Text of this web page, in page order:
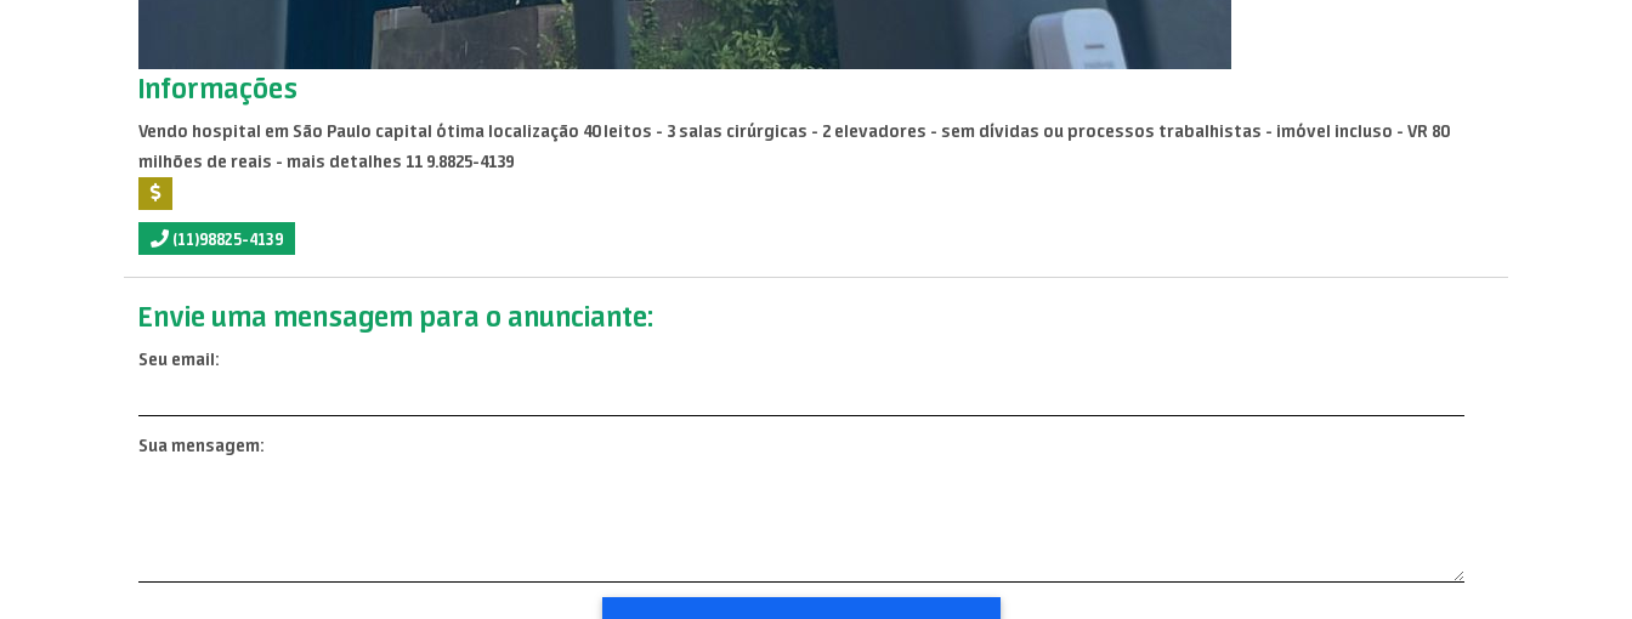
Informações
Vendo hospital em São Paulo capital ótima localização 40 leitos - 3 salas cirúrgicas - 2 elevadores - sem dívidas ou processos trabalhistas - imóvel incluso - VR 80
milhões de reais - mais detalhes 11 9.8825-4139
(11)98825-4139
Envie uma mensagem para o anunciante:
Seu email:
Sua mensagem: